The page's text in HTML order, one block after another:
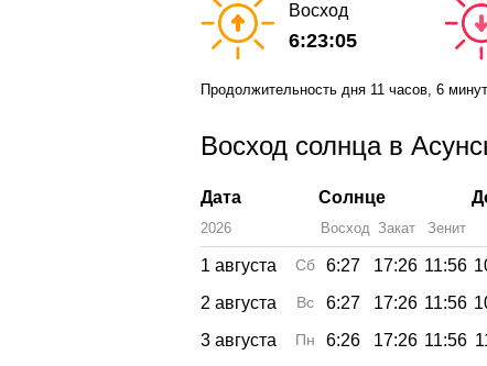
Восход
6:23:05
Продолжительность дня 11 часов, 6 минут
Восход солнца в
Дата Солнце
2026 Восход Закат Зенит
1 августа Сб 6:27 17:26 11:56
2 августа
Вс 6:27 17:26 11:56
3 августа
Пн 6:26 17:26 11:56